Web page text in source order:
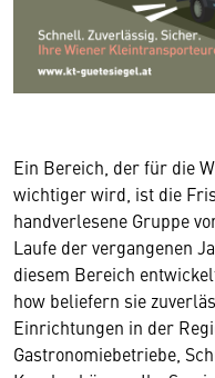
Ein Bereich, der für die
wichtiger wird, ist die
handverlesene Gruppe
Laufe der vergangenen
diesem Bereich
how beliefern sie
Einrichtungen in der
Gastronomiebetriebe,